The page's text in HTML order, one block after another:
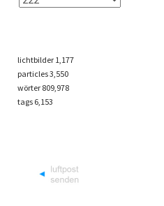
lichtbilder 1,177
particles3,550
wörter 809,978
tags 6,153